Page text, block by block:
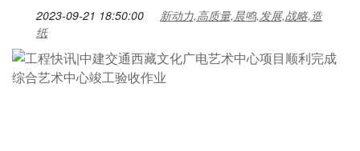
2023-09-21 18:50:00
新动力,高质量,晨鸣,发展,战略,造
纸